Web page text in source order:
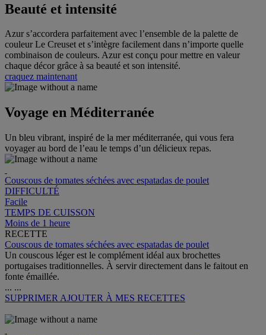
Beauté et intensité
Azur s’accordera parfaitement avec l’ensemble de la palette de
couleur Le Creuset et s’intègre facilement dans n’importe quelle
combinaison de couleurs. Azur est conçu pour mettre en valeur
chaque décor grâce à sa beauté et son intensité.
craquez maintenant
Voyage en Méditerranée
Un bleu vibrant, inspiré de la mer méditerranée, qui vous fera
voyager au bord de l’eau le temps d’un délicieux repas.
Couscous de tomates séchées avec espatadas de poulet
DIFFICULTÉ
Facile
TEMPS DE CUISSON
Moins de 1 heure
RECETTE
Couscous de tomates séchées avec espatadas de poulet
Un couscous léger est le complément idéal aux brochettes
portugaises traditionnelles. À servir directement dans le faitout en
fonte émaillée.
... ...
SUPPRIMER AJOUTER À MES RECETTES